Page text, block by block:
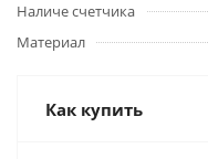
Наличе счетчика
Материал
Как купить